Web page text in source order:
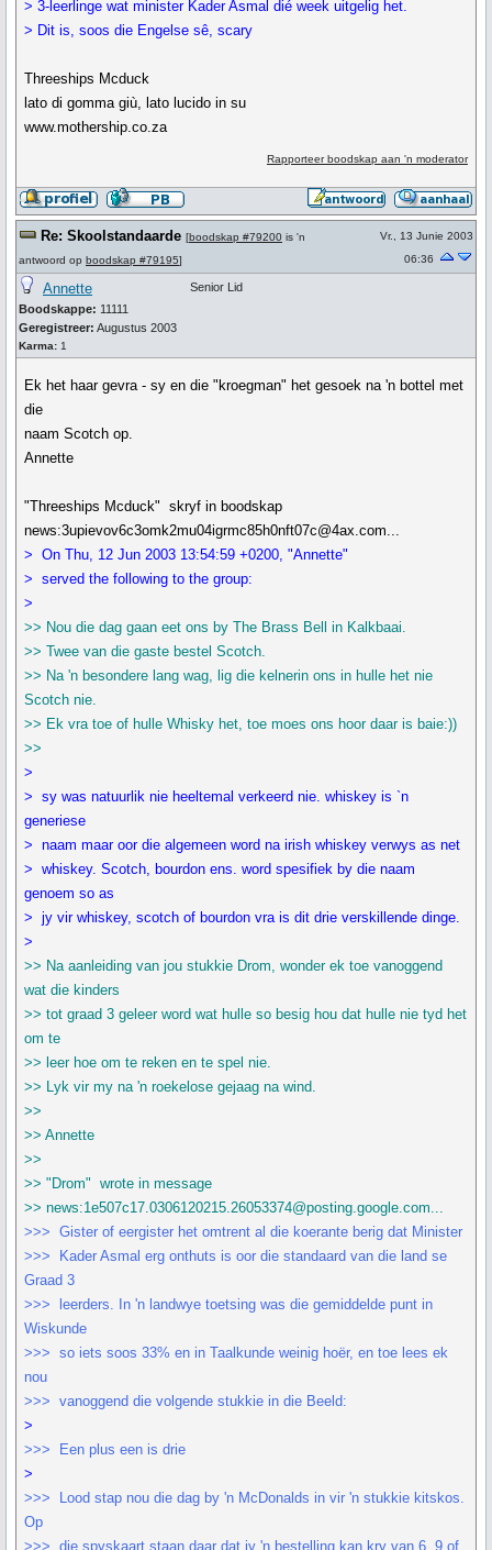
> 3-leerlinge wat minister Kader Asmal dié week uitgelig het.
> Dit is, soos die Engelse sê, scary
Threeships Mcduck
lato di gomma giù, lato lucido in su
www.mothership.co.za
Rapporteer boodskap aan 'n moderator
Re: Skoolstandaarde [boodskap #79200 is 'n
antwoord op boodskap #79195]
Vr., 13 Junie 2003
06:36
Annette
Boodskappe: 11111
Geregistreer: Augustus 2003
Karma: 1
Senior Lid
Ek het haar gevra - sy en die "kroegman" het gesoek na 'n bottel met
die
naam Scotch op.
Annette
"Threeships Mcduck" skryf in boodskap
news:3upievov6c3omk2mu04igrmc85h0nft07c@4ax.com...
> On Thu, 12 Jun 2003 13:54:59 +0200, "Annette"
> served the following to the group:
>
>> Nou die dag gaan eet ons by The Brass Bell in Kalkbaai.
>> Twee van die gaste bestel Scotch.
>> Na 'n besondere lang wag, lig die kelnerin ons in hulle het nie
Scotch nie.
>> Ek vra toe of hulle Whisky het, toe moes ons hoor daar is baie:))
>>
>
> sy was natuurlik nie heeltemal verkeerd nie. whiskey is `n
generiese
> naam maar oor die algemeen word na irish whiskey verwys as net
> whiskey. Scotch, bourdon ens. word spesifiek by die naam
genoem so as
> jy vir whiskey, scotch of bourdon vra is dit drie verskillende dinge.
>
>> Na aanleiding van jou stukkie Drom, wonder ek toe vanoggend
wat die kinders
>> tot graad 3 geleer word wat hulle so besig hou dat hulle nie tyd het
om te
>> leer hoe om te reken en te spel nie.
>> Lyk vir my na 'n roekelose gejaag na wind.
>>
>> Annette
>>
>> "Drom" wrote in message
>> news:1e507c17.0306120215.26053374@posting.google.com...
>>> Gister of eergister het omtrent al die koerante berig dat Minister
>>> Kader Asmal erg onthuts is oor die standaard van die land se
Graad 3
>>> leerders. In 'n landwye toetsing was die gemiddelde punt in
Wiskunde
>>> so iets soos 33% en in Taalkunde weinig hoër, en toe lees ek
nou
>>> vanoggend die volgende stukkie in die Beeld:
>
>>> Een plus een is drie
>
>>> Lood stap nou die dag by 'n McDonalds in vir 'n stukkie kitskos.
Op
>>> die spyskaart staan daar dat jy 'n bestelling kan kry van 6, 9 of